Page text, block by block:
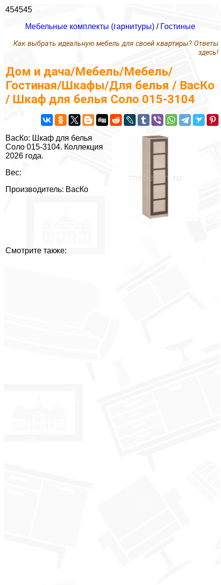
454545
Мебельные комплекты (гарнитуры) / Гостиные
Как выбрать идеальную мебель для своей квартиры? Ответы
здесь!
Дом и дача/Мебель/Мебель/
Гостиная/Шкафы/Для белья / ВасКо
/ Шкаф для белья Соло 015-3104
ВасКо: Шкаф для белья
Соло 015-3104. Коллекция
2026 года.
Вес:
Производитель: ВасКо
Смотрите также: